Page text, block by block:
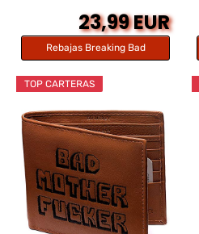
23,99 EUR
Rebajas Breaking Bad
TOP CARTERAS